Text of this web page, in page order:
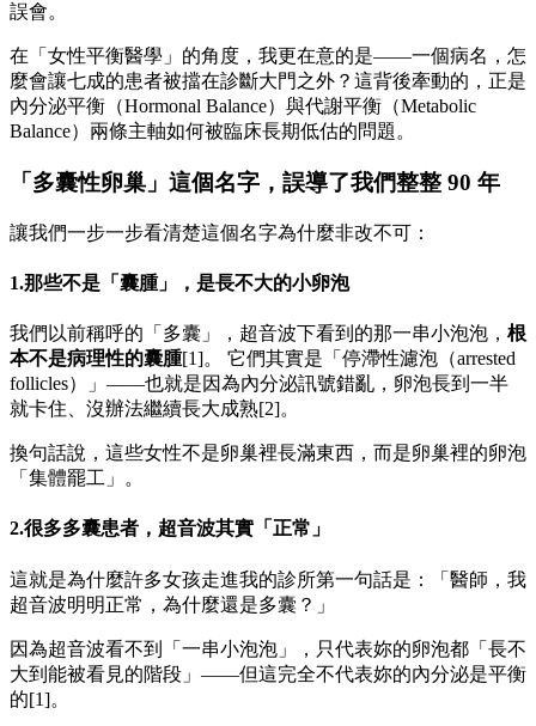
誤會。
在「女性平衡醫學」的角度，我更在意的是——一個病名，怎
麼會讓七成的患者被擋在診斷大門之外？這背後牽動的，正是
內分泌平衡（Hormonal Balance）與代謝平衡（Metabolic
Balance）兩條主軸如何被臨床長期低估的問題。
「多囊性卵巢」這個名字，誤導了我們整整 90 年
讓我們一步一步看清楚這個名字為什麼非改不可：
1.那些不是「囊腫」，是長不大的小卵泡
我們以前稱呼的「多囊」，超音波下看到的那一串小泡泡， 根
本不是病理性的囊腫[1]。 它們其實是「停滯性濾泡（arrested
follicles）」——也就是因為內分泌訊號錯亂，卵泡長到一半
就卡住、沒辦法繼續長大成熟[2]。
換句話說，這些女性不是卵巢裡長滿東西，而是卵巢裡的卵泡
「集體罷工」。
2.很多多囊患者，超音波其實「正常」
這就是為什麼許多女孩走進我的診所第一句話是：「醫師，我
超音波明明正常，為什麼還是多囊？」
因為超音波看不到「一串小泡泡」，只代表妳的卵泡都「長不
大到能被看見的階段」——但這完全不代表妳的內分泌是平衡
的[1]。